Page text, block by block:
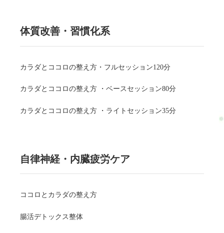
体質改善・習慣化系
カラダとココロの整え方・フルセッション120分
カラダとココロの整え方 ・ベースセッション80分
カラダとココロの整え方 ・ライトセッション35分
自律神経・内臓疲労ケア
ココロとカラダの整え方
腸活デトックス整体